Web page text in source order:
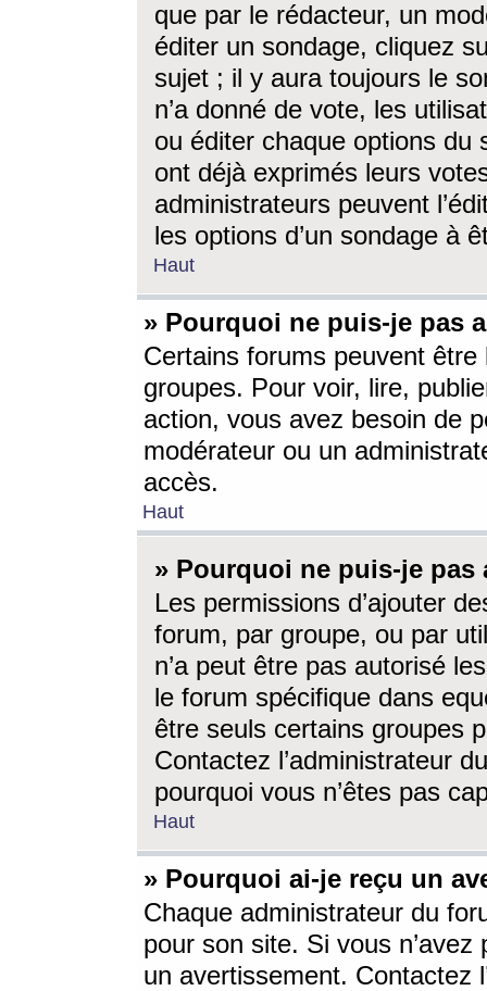
que par le rédacteur, un
éditer un sondage, cliquez
sujet ; il y aura toujours le
n’a donné de vote, les
ou éditer chaque options du
ont déjà exprimés leurs
administrateurs peuvent
les options d’un sondage à
Haut
» Pourquoi ne puis-je pas
Certains forums peuvent être
groupes. Pour voir, lire,
action, vous avez besoin de
modérateur ou un
accès.
Haut
» Pourquoi ne puis-je
Les permissions d’ajouter
forum, par groupe, ou par
n’a peut être pas autorisé
le forum spécifique dans
être seuls certains groupes
Contactez l’administrateur
pourquoi vous n’êtes pas
Haut
» Pourquoi ai-je reçu un
Chaque administrateur du
pour son site. Si vous
un avertissement. Contactez